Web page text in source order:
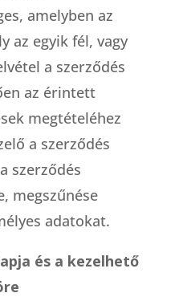
amelyben az
az egyik fél, vagy
a szerződés
az érintett
megtételéhez
a szerződés
szerződés
megszűnése
adatokat.
és a kezelhető